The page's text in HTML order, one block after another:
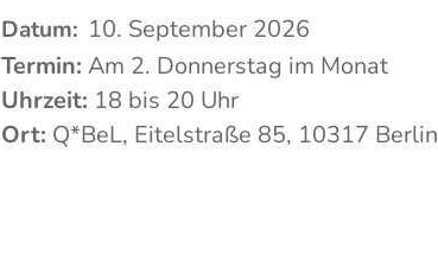
Datum: 10. September 2026
Termin: Am 2. Donnerstag im Monat
Uhrzeit: 18 bis 20 Uhr
Ort: Q*BeL, Eitelstraße 85, 10317 Berlin